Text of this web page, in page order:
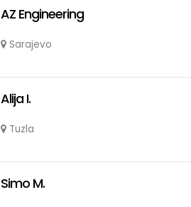
AZ Engineering
Sarajevo
Alija I.
Tuzla
Simo M.